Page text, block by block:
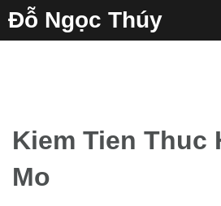
to
content
Đỗ Ngọc Thúy
Kiem Tien Thuc
Mo